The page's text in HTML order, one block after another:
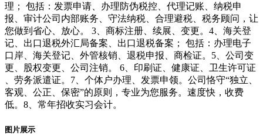
理； 包括：发票申请、办理防伪税控、代理记账、纳税申
报、审计公司内部账务、守法纳税、合理避税、税务顾问，让
您做到省心、放心。 3、商标注册、续展、变更。4、海关登
记、出口退税外汇局备案、出口退税备案； 包括：办理电子
口岸、海关登记、外管核销、退税申报、商检证。5、公司变
更、股权变更、公司注销。 6、印刷证、健康证、卫生许可证
、劳务派遣证。7、个体户办理、发票申领。公司恪守“独立、
客观、公正、保密”的原则，专业为您服务。速度快，收费
低。8、常年招收实习会计。
图片展示